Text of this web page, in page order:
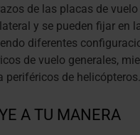
de las placas de
y se pueden fijar en
diferentes
de vuelo generales,
periféricos de helicópteros.
A TU MANERA